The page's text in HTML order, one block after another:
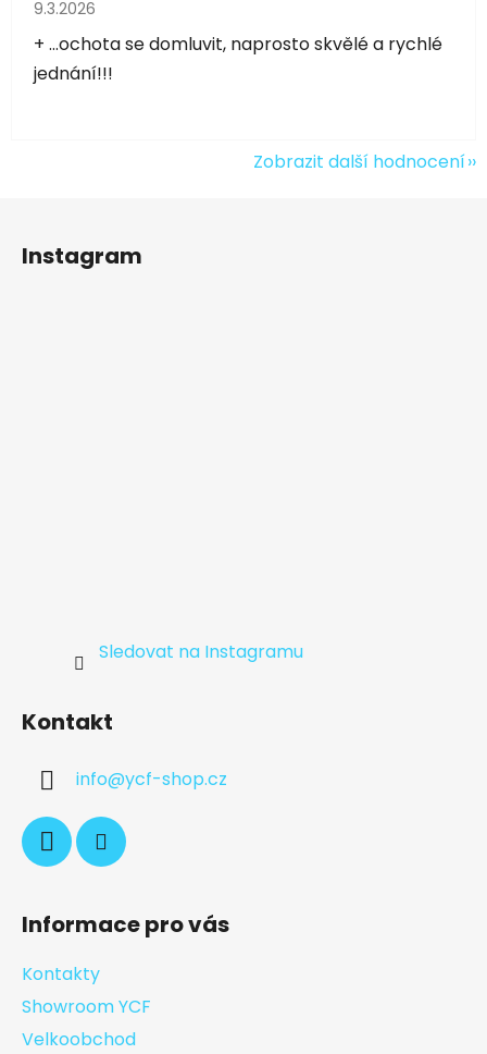
9.3.2026
+ ...ochota se domluvit, naprosto skvělé a rychlé
jednání!!!
Zobrazit další hodnocení
Instagram
Sledovat na Instagramu
Kontakt
info@ycf-shop.cz
Informace pro vás
Kontakty
Showroom YCF
Velkoobchod